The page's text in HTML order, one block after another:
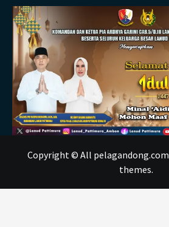
Copyright © All pelagandong.com
themes.